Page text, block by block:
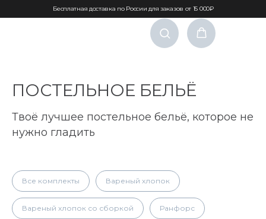
Бесплатная доставка по России для заказов от 15 000₽
ПОСТЕЛЬНОЕ БЕЛЬЁ
Твоё лучшее постельное бельё, которое не
нужно гладить
Все комплекты Вареный хлопок
Вареный хлопок со сборкой Ранфорс